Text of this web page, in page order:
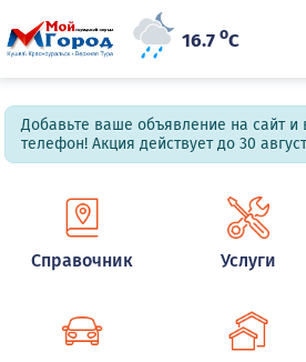
16.7oC
Добавьте ваше объявление на сайт и
телефон! Акция действует до 30
Справочник Услуги